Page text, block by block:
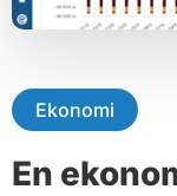
Ekonomi
En